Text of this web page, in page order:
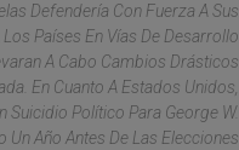
Defendería Con Fuerza A Sus
Países En Vías De Desarrollo
A Cabo Cambios Drásticos
En Cuanto A Estados Unidos,
Suicidio Político Para George W.
Año Antes De Las Elecciones